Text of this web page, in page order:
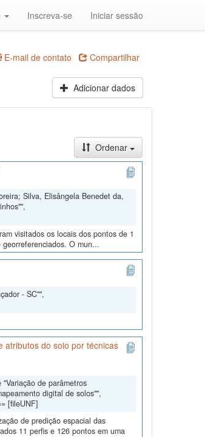
Inscreva-se Iniciar sessão
E-mail de contato Compartilhar
Adicionar dados
Ordenar
Silva, Elisângela Benedet da,
visitados os locais dos pontos de 1
O mun...
- SC"",
atributos do solo por técnicas
de parâmetros
digital de solos"",
[fileUNF]
de predição espacial das
11 perfis e 126 pontos em uma